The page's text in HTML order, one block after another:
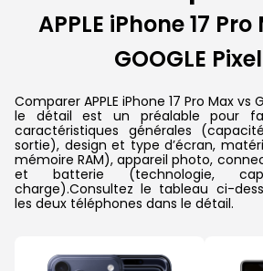
APPLE iPhone 17
GOOGLE
Comparer APPLE iPhone 17 Pro Max vs
le détail est un préalable pour
caractéristiques générales
sortie), design et type d’écran,
mémoire RAM), appareil photo,
et batterie (technologie,
charge).Consultez le tableau ci-
les deux téléphones dans le détail.